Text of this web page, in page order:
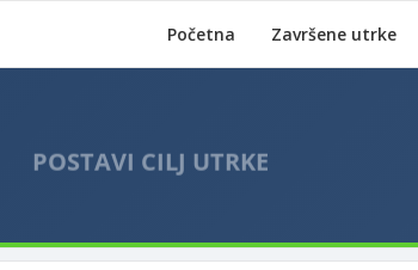
Početna Završene utrke